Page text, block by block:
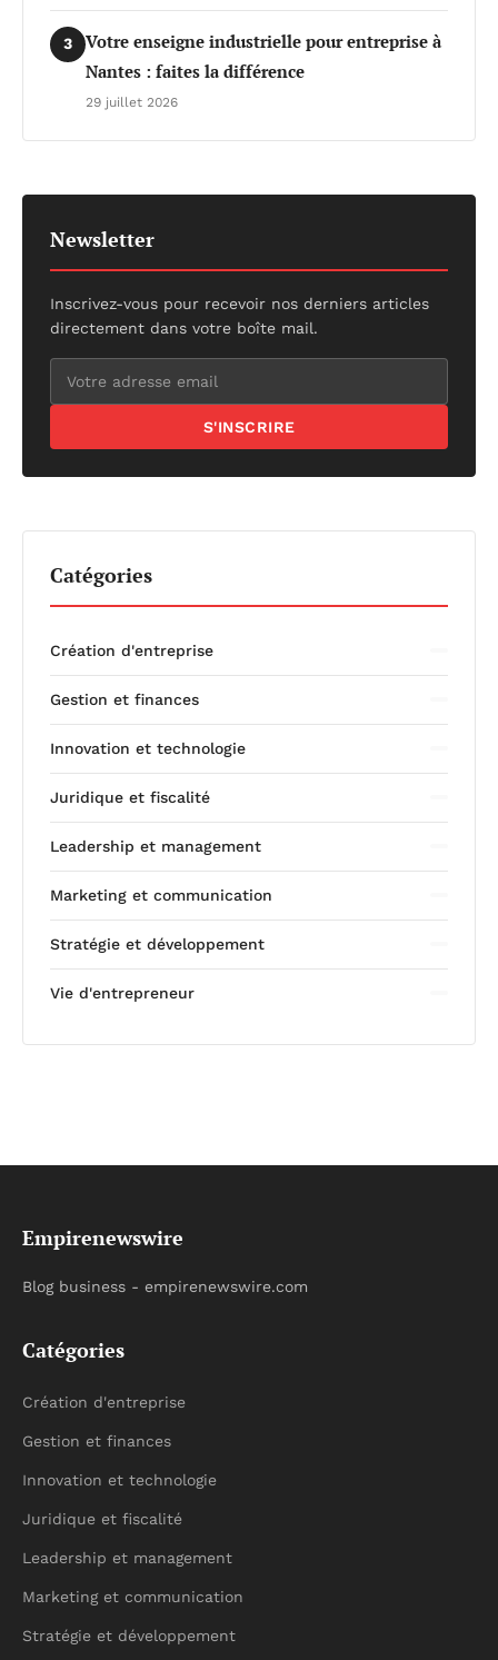
3
Votre enseigne industrielle pour entreprise à
Nantes : faites la différence
29 juillet 2026
Newsletter
Inscrivez-vous pour recevoir nos derniers articles
directement dans votre boîte mail.
S'INSCRIRE
Catégories
Création d'entreprise
Gestion et finances
Innovation et technologie
Juridique et fiscalité
Leadership et management
Marketing et communication
Stratégie et développement
Vie d'entrepreneur
Empirenewswire
Blog business - empirenewswire.com
Catégories
Création d'entreprise
Gestion et finances
Innovation et technologie
Juridique et fiscalité
Leadership et management
Marketing et communication
Stratégie et développement